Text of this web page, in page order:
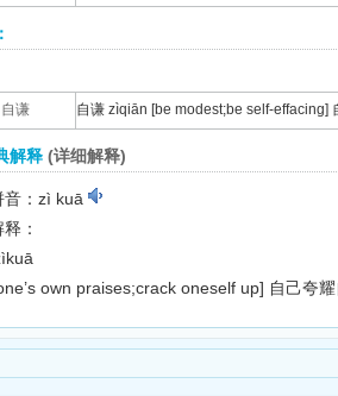
自谦 自谦 zìqiān [be modest;be self-effacing]
解释 (详细解释)
音：zì kuā
：
own praises;crack oneself up] 自己夸